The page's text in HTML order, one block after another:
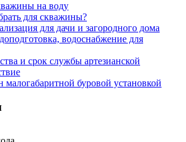
на воду
для скважины?
для дачи и загородного дома
водоснабжение для
и срок службы артезианской
малогабаритной буровой установкой